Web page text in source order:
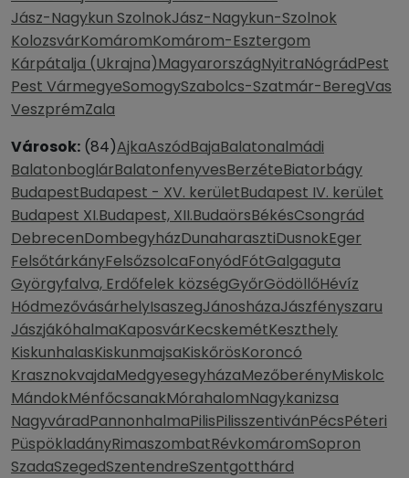
Jász-Nagykun SzolnokJász-Nagykun-Szolnok
KolozsvárKomáromKomárom-Esztergom
Kárpátalja (Ukrajna)MagyarországNyitraNógrádPest
Pest VármegyeSomogySzabolcs-Szatmár-BeregVas
VeszprémZala
Városok: (84)AjkaAszódBajaBalatonalmádi
BalatonboglárBalatonfenyvesBerzéteBiatorbágy
BudapestBudapest - XV. kerületBudapest IV. kerület
Budapest XI.Budapest, XII.BudaörsBékésCsongrád
DebrecenDombegyházDunaharasztiDusnokEger
FelsőtárkányFelsőzsolcaFonyódFótGalgaguta
Györgyfalva, Erdőfelek községGyőrGödöllőHévíz
HódmezővásárhelyIsaszegJánosházaJászfényszaru
JászjákóhalmaKaposvárKecskemétKeszthely
KiskunhalasKiskunmajsaKiskőrösKoroncó
KrasznokvajdaMedgyesegyházaMezőberényMiskolc
MándokMénfőcsanakMórahalomNagykanizsa
NagyváradPannonhalmaPilisPilisszentivánPécsPéteri
PüspökladányRimaszombatRévkomáromSopron
SzadaSzegedSzentendreSzentgotthárd